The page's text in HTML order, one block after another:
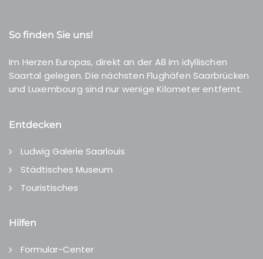
So finden Sie uns!
Im Herzen Europas, direkt an der A8 im idyllischen
Saartal gelegen. Die nächsten Flughäfen Saarbrücken
und Luxembourg sind nur wenige Kilometer entfernt.
Entdecken
Ludwig Galerie Saarlouis
Städtisches Museum
Touristisches
Hilfen
Formular-Center